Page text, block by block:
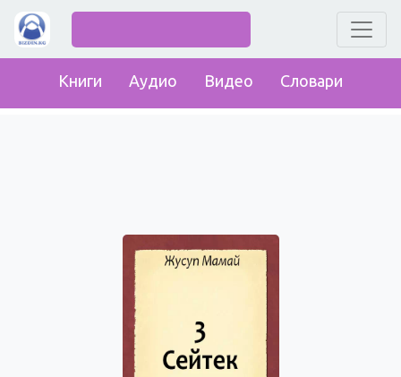
Книги Аудио Видео Словари